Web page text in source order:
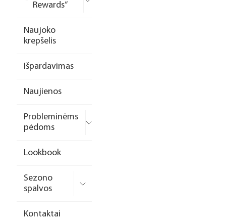
Rewards“
Naujoko
krepšelis
Išpardavimas
Naujienos
Probleminėms
pėdoms
Lookbook
Sezono
spalvos
Kontaktai